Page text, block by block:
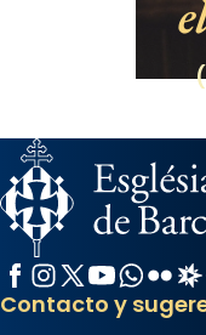
Facebook
Instagram
X / Twitter
YouTubeFlickr
Contacto y